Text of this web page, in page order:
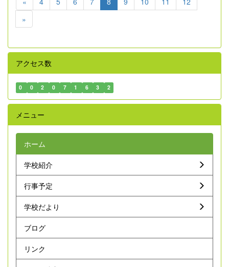
»
アクセス数
0 0 2 0 7 1 6 3 2
メニュー
ホーム
学校紹介
行事予定
学校だより
ブログ
リンク